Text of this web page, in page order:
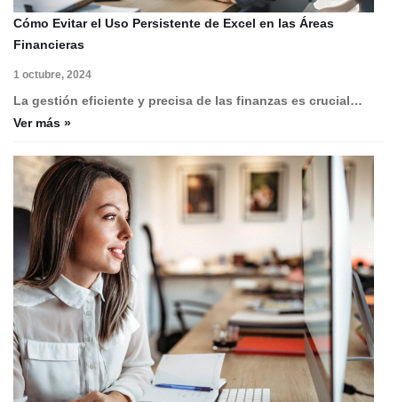
Cómo Evitar el Uso Persistente de Excel en las Áreas
Financieras
1 octubre, 2024
La gestión eficiente y precisa de las finanzas es crucial…
Ver más »